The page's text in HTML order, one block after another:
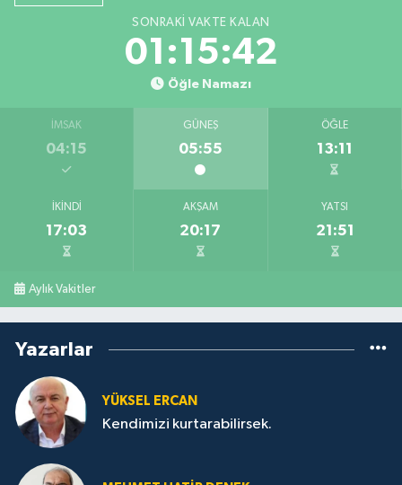
SONRAKI VAKTE KALAN
01:15:41
Öğle Namazı
İMSAK
04:15
GÜNEŞ
05:55
ÖĞLE
13:11
İKINDI
17:03
AKŞAM
20:17
YATSI
21:51
Aylık Vakitler
Yazarlar
YÜKSEL ERCAN
Kendimizi kurtarabilirsek.